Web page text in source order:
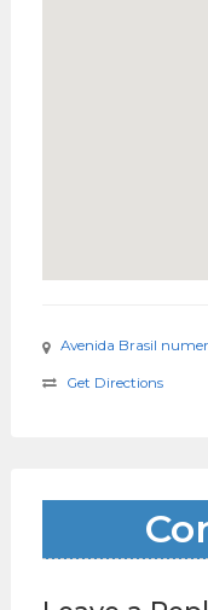
Avenida Brasil
Get Directions